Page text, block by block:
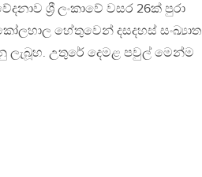
ශ්‍රී ලංකාවේ වසර 26ක් පුරා
හේතුවෙන් දසදහස් සංඛ්‍යාත
උතුරේ දෙමළ පවුල් මෙන්ම